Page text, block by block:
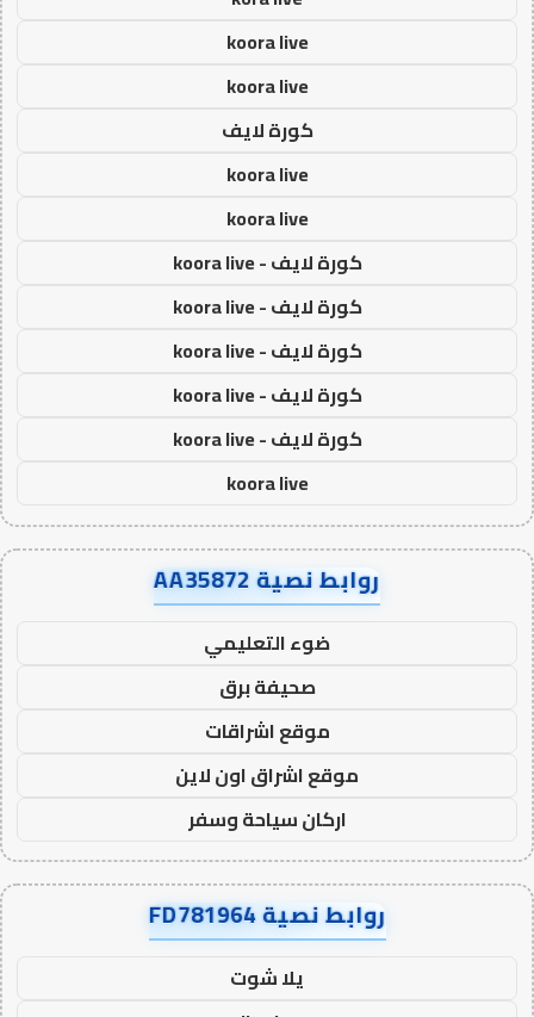
koora live
koora live
كورة لايف
koora live
koora live
كورة لايف - koora live
كورة لايف - koora live
كورة لايف - koora live
كورة لايف - koora live
كورة لايف - koora live
koora live
روابط نصية AA35872
ضوء التعليمي
صحيفة برق
موقع اشراقات
موقع اشراق اون لاين
اركان سياحة وسفر
روابط نصية FD781964
يلا شوت